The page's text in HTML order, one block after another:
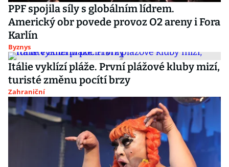
PPF spojila síly s globálním lídrem.
Americký obr povede provoz O2 areny i Fora
Karlín
Byznys
Itálie vyklízí pláže. První plážové kluby mizí,
turisté změnu pocítí brzy
Zahraniční